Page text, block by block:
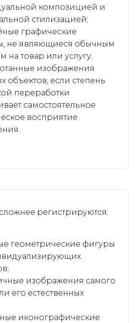
композицией и
стилизацией;
графические
не являющиеся обычным
на товар или услугу;
изображения
объектов, если степень
переработки
самостоятельное
восприятие
регистрируются:
геометрические фигуры
изображения самого
его естественных
иконографические